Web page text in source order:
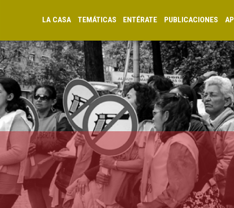
LA CASA TEMÁTICAS ENTÉRATE PUBLICACIONES